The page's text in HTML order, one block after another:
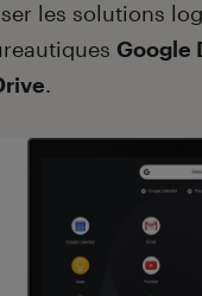
les solutions
Google
.